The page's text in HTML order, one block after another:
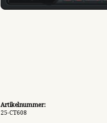
Artikelnummer:
25-CT608